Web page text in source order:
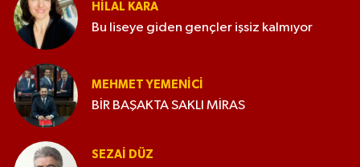
HILAL KARA
Bu liseye giden gençler işsiz kalmıyor
MEHMET YEMENICI
BİR BAŞAKTA SAKLI MİRAS
SEZAI DÜZ